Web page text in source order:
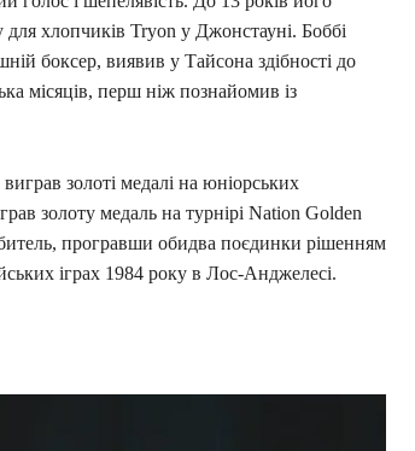
хлопчиків Tryon у Джонстауні. Боббі
боксер, виявив у Тайсона здібності до
місяців, перш ніж познайомив із
золоті медалі на юніорських
золоту медаль на турнірі Nation Golden
програвши обидва поєдинки рішенням
іграх 1984 року в Лос-Анджелесі.